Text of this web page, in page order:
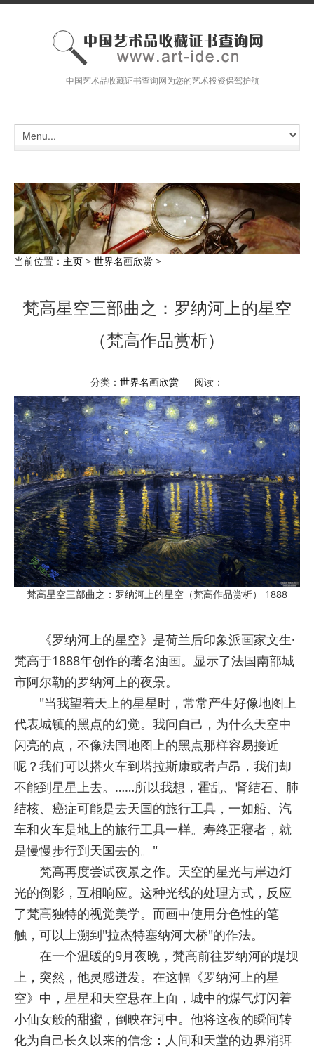
中国艺术品收藏证书查询网为您的艺术投资保驾护航
当前位置： 主页 > 世界名画欣赏 >
梵高星空三部曲之：罗纳河上的星空
（梵高作品赏析）
分类： 世界名画欣赏 阅读：
梵高星空三部曲之：罗纳河上的星空（梵高作品赏析） 1888
《罗纳河上的星空》是荷兰后印象派画家文生·
梵高于1888年创作的著名油画。显示了法国南部城
市阿尔勒的罗纳河上的夜景。
"当我望着天上的星星时，常常产生好像地图上
代表城镇的黑点的幻觉。我问自己，为什么天空中
闪亮的点，不像法国地图上的黑点那样容易接近
呢？我们可以搭火车到塔拉斯康或者卢昂，我们却
不能到星星上去。……所以我想，霍乱、肾结石、肺
结核、癌症可能是去天国的旅行工具，一如船、汽
车和火车是地上的旅行工具一样。寿终正寝者，就
是慢慢步行到天国去的。"
梵高再度尝试夜景之作。天空的星光与岸边灯
光的倒影，互相响应。这种光线的处理方式，反应
了梵高独特的视觉美学。而画中使用分色性的笔
触，可以上溯到"拉杰特塞纳河大桥"的作法。
在一个温暖的9月夜晚，梵高前往罗纳河的堤坝
上，突然，他灵感迸发。在这幅《罗纳河上的星
空》中，星星和天空悬在上面，城中的煤气灯闪着
小仙女般的甜蜜，倒映在河中。他将这夜的瞬间转
化为自己长久以来的信念：人间和天堂的边界消弭